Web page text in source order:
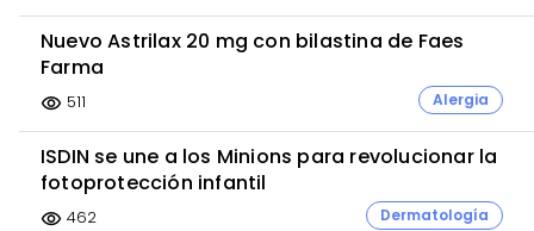
Nuevo Astrilax 20 mg con bilastina de Faes
Farma
visibility 511 Alergia
ISDIN se une a los Minions para revolucionar la
fotoprotección infantil
visibility 462 Dermatología